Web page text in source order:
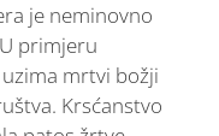
je neminovno
primjeru
mrtvi božji
Krsćanstvo